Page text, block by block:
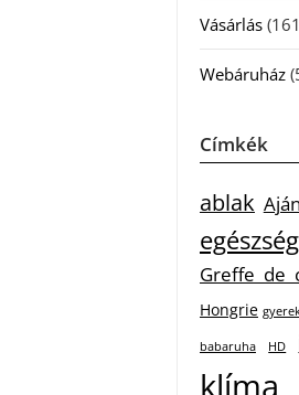
Vásárlás
Webáruház
Címkék
ablak
egészség
Greffe de
Hongrie
babaruha HD
klíma